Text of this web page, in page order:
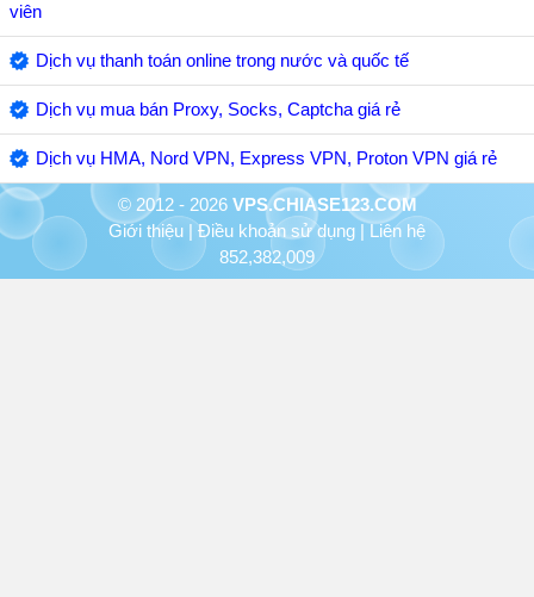
viên
Dịch vụ thanh toán online trong nước và quốc tế
Dịch vụ mua bán Proxy, Socks, Captcha giá rẻ
Dịch vụ HMA, Nord VPN, Express VPN, Proton VPN giá rẻ
© 2012 - 2026 VPS.CHIASE123.COM
Giới thiệu | Điều khoản sử dụng | Liên hệ
852,382,009